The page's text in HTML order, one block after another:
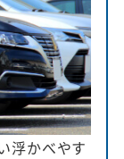
浮かべやす